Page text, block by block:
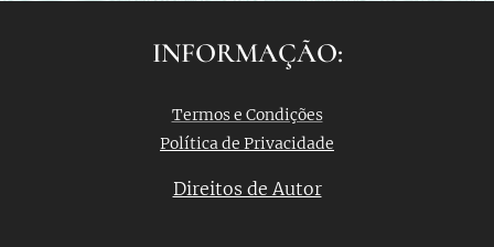
INFORMAÇÃO:
Termos e Condições
Política de Privacidade
Direitos de Autor